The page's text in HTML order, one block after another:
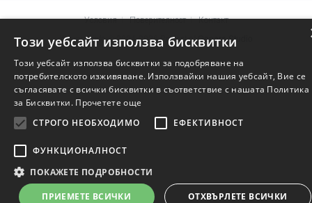
Условия Поверителност
Контакт
Храните.info © 2004-2026 Project ofGenera Studio
Този уебсайт използва бисквитки
Този уебсайт използва бисквитки за подобряване на
потребителското изживяване. Използвайки нашия уебсайт, Вие се
съгласявате с всички бисквитки в съответствие с нашата Политика
за Бисквитки. Прочетете още
СТРОГО НЕОБХОДИМО
ЕФЕКТИВНОСТ
ФУНКЦИОНАЛНОСТ
ПОКАЖЕТЕ ПОДРОБНОСТИ
ПРИЕМЕТЕ ВСИЧКИ ОТХВЪРЛЕТЕ ВСИЧКИ